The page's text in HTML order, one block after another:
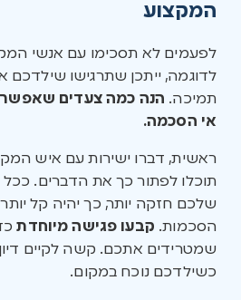
המקצוע
לפעמים לא תסכימו עם אנשי
לדוגמה, ייתכן שתרגישו שילדכם
תמיכה. הנה כמה צעדים שאפשר
אי הסכמה.
ראשית, דברו ישירות עם איש
תוכלו לפתור כך את הדברים.
שלכם חזקה יותר, כך יהיה קל
הסכמות. קבעו פגישה מיוחדת
שמטרידים אתכם. קשה לקיים
כשילדכם נוכח במקום.